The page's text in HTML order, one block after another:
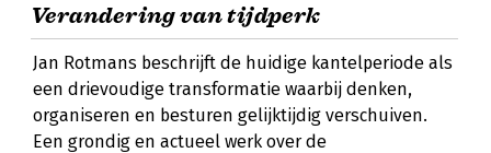
Verandering van tijdperk
Jan Rotmans beschrijft de huidige kantelperiode als
een drievoudige transformatie waarbij denken,
organiseren en besturen gelijktijdig verschuiven.
Een grondig en actueel werk over de